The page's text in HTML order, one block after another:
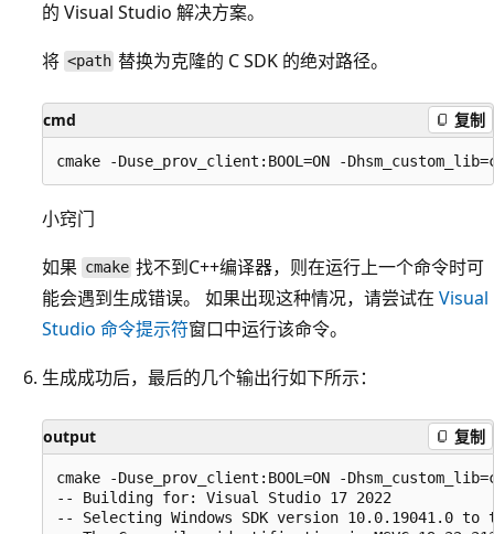
的 Visual Studio 解决方案。
将 <path 替换为克隆的 C SDK 的绝对路径。
cmd 复制
小窍门
如果 cmake 找不到C++编译器，则在运行上一个命令时可
能会遇到生成错误。 如果出现这种情况，请尝试在 Visual
Studio 命令提示符窗口中运行该命令。
生成成功后，最后的几个输出行如下所示：
output 复制
cmake -Duse_prov_client:BOOL=ON -
-- Building for: Visual Studio 17 2022
-- Selecting Windows SDK version 10.0.19041.0 to